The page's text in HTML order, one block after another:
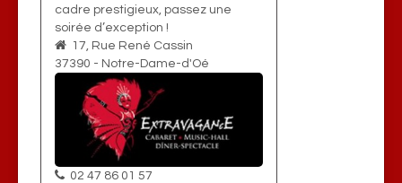
cadre prestigieux, passez une
soirée d’exception !
17, Rue René Cassin
37390 - Notre-Dame-d'Oé
02 47 86 01 57